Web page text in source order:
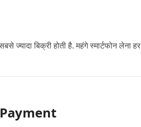
ज्यादा बिक्री होती है. महंगे स्मार्टफोन लेना हर
Payment